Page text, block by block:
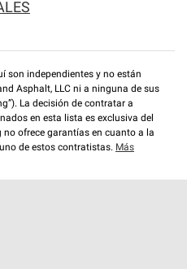
son independientes y no están
Asphalt, LLC ni a ninguna de sus
La decisión de contratar a
en esta lista es exclusiva del
no ofrece garantías en cuanto a la
de estos contratistas. Más